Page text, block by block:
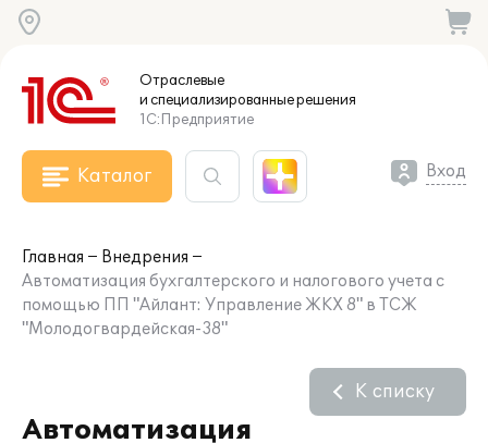
Отраслевые
и специализированныерешения
1С:Предприятие
Каталог Вход
Главная
Внедрения
Автоматизация бухгалтерского и налогового учета с
помощью ПП "Айлант: Управление ЖКХ 8" в ТСЖ
"Молодогвардейская-38"
Автоматизация
К списку